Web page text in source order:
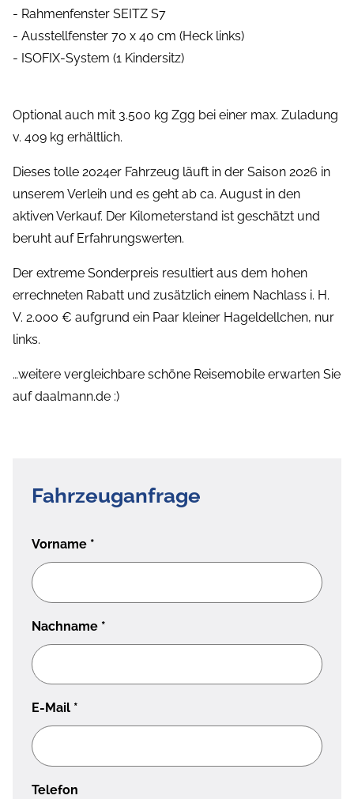
- Rahmenfenster SEITZ S7
- Ausstellfenster 70 x 40 cm (Heck links)
- ISOFIX-System (1 Kindersitz)
Optional auch mit 3.500 kg Zgg bei einer max. Zuladung
v. 409 kg erhältlich.
Dieses tolle 2024er Fahrzeug läuft in der Saison 2026 in
unserem Verleih und es geht ab ca. August in den
aktiven Verkauf. Der Kilometerstand ist geschätzt und
beruht auf Erfahrungswerten.
Der extreme Sonderpreis resultiert aus dem hohen
errechneten Rabatt und zusätzlich einem Nachlass i. H.
V. 2.000 € aufgrund ein Paar kleiner Hageldellchen, nur
links.
…weitere vergleichbare schöne Reisemobile erwarten Sie
auf daalmann.de :)
Fahrzeuganfrage
Vorname *
Nachname *
E-Mail *
Telefon